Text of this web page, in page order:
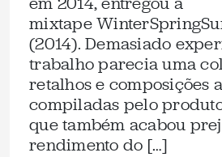
mixtape
(2014). Demasiado
trabalho parecia uma
retalhos e composições
compiladas pelo
que também acabou
rendimento do […]